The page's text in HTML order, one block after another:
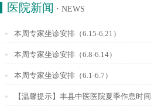
医院新闻 · NEWS
本周专家坐诊安排（6.15-6.21）
本周专家坐诊安排（6.8-6.14）
本周专家坐诊安排（6.1-6.7）
【温馨提示】丰县中医医院夏季作息时间